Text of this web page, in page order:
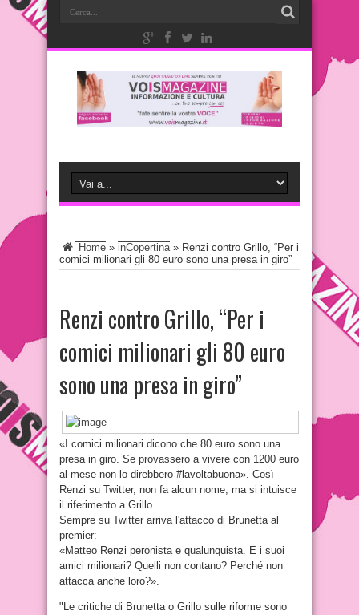
Home » inCopertina » Renzi contro Grillo, “Per i
comici milionari gli 80 euro sono una presa in giro”
Renzi contro Grillo, “Per i
comici milionari gli 80 euro
sono una presa in giro”
«I comici milionari dicono che 80 euro sono una
presa in giro. Se provassero a vivere con 1200 euro
al mese non lo direbbero #lavoltabuona». Così
Renzi su Twitter, non fa alcun nome, ma si intuisce
il riferimento a Grillo.
Sempre su Twitter arriva l'attacco di Brunetta al
premier:
«Matteo Renzi peronista e qualunquista. E i suoi
amici milionari? Quelli non contano? Perché non
attacca anche loro?».
"Le critiche di Brunetta o Grillo sulle riforme sono